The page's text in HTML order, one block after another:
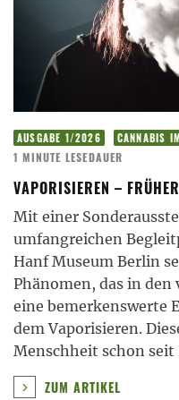
AUSGABE 1/2026 CANNABIS
1 MINUTE LESEDAUER
VAPORISIEREN –
Mit einer
umfangreichen
Hanf Museum Berlin
Phänomen, das in
eine bemerkenswerte
dem Vaporisieren.
Menschheit schon seit
ZUM ARTIKEL